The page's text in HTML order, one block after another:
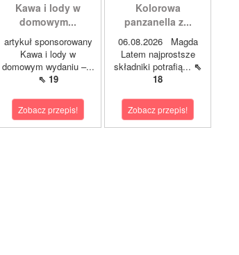
Kawa i lody w
domowym...
artykuł sponsorowany
Kawa i lody w
domowym wydaniu –...
⇖ 19
Zobacz przepis!
Kolorowa
panzanella z...
06.08.2026 Magda
Latem najprostsze
składniki potrafią... ⇖
18
Zobacz przepis!